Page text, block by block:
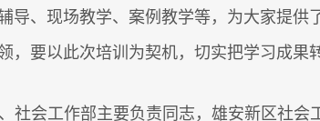
导、现场教学、案例教学等，为大家提
要以此次培训为契机，切实把学习成果
社会工作部主要负责同志，雄安新区社会